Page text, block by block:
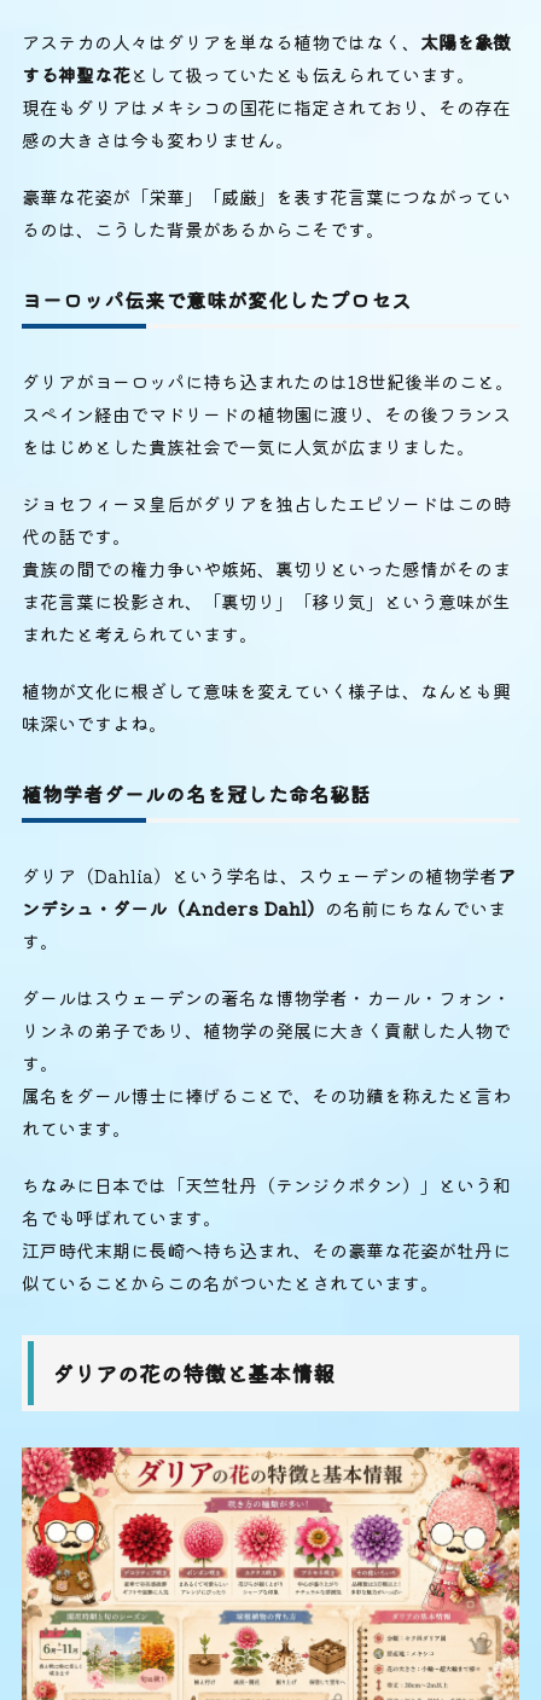
アステカの人々はダリアを単なる植物ではなく、 太陽を象徴
する神聖な花として扱っていたとも伝えられています。
現在もダリアはメキシコの国花に指定されており、その存在
感の大きさは今も変わりません。
豪華な花姿が「栄華」「威厳」を表す花言葉につながってい
るのは、こうした背景があるからこそです。
ヨーロッパ伝来で意味が変化したプロセス
ダリアがヨーロッパに持ち込まれたのは18世紀後半のこと。
スペイン経由でマドリードの植物園に渡り、その後フランス
をはじめとした貴族社会で一気に人気が広まりました。
ジョセフィーヌ皇后がダリアを独占したエピソードはこの時
代の話です。
貴族の間での権力争いや嫉妬、裏切りといった感情がそのま
ま花言葉に投影され、「裏切り」「移り気」という意味が生
まれたと考えられています。
植物が文化に根ざして意味を変えていく様子は、なんとも興
味深いですよね。
植物学者ダールの名を冠した命名秘話
ダリア（Dahlia）という学名は、スウェーデンの植物学者ア
ンデシュ・ダール（Anders Dahl） の名前にちなんでいま
す。
ダールはスウェーデンの著名な博物学者・カール・フォン・
リンネの弟子であり、植物学の発展に大きく貢献した人物で
す。
属名をダール博士に捧げることで、その功績を称えたと言わ
れています。
ちなみに日本では「天竺牡丹（テンジクボタン）」という和
名でも呼ばれています。
江戸時代末期に長崎へ持ち込まれ、その豪華な花姿が牡丹に
似ていることからこの名がついたとされています。
ダリアの花の特徴と基本情報